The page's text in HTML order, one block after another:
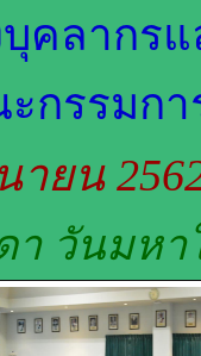
คลากร
กรรมกา
ายน
า วันมหา